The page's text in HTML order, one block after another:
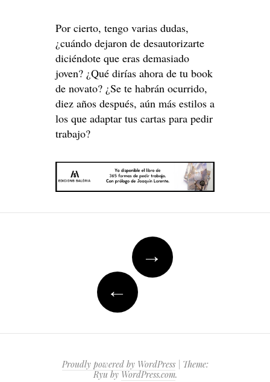
Por cierto, tengo varias dudas,
¿cuándo dejaron de desautorizarte
diciéndote que eras demasiado
joven? ¿Qué dirías ahora de tu book
de novato? ¿Se te habrán ocurrido,
diez años después, aún más estilos a
los que adaptar tus cartas para pedir
trabajo?
navigation
→
←
Proudly powered by WordPress
Theme:
Ryu byWordPress.com.